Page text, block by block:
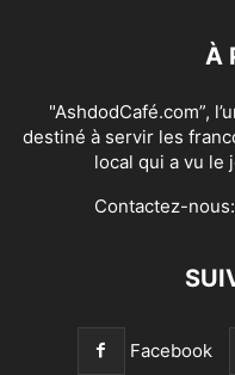
À
"AshdodCafé.com”,
destiné à servir les
local qui a vu le
Contactez-nous:
Facebook